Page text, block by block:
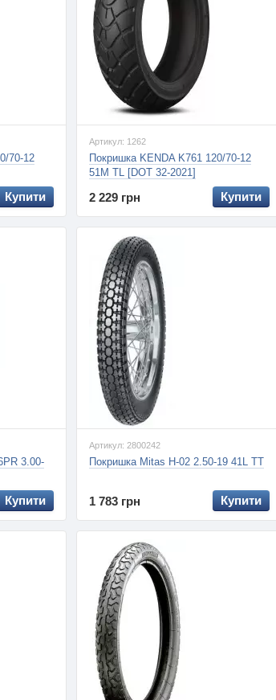
70-12
Купити
Артикул: 1262
Покришка KENDA K761 120/70-12
51M TL [DOT 32-2021]
2 229 грн Купити
3.00-
Купити
Артикул: 2800242
Покришка Mitas H-02 2.50-19 41L TT
1 783 грн Купити